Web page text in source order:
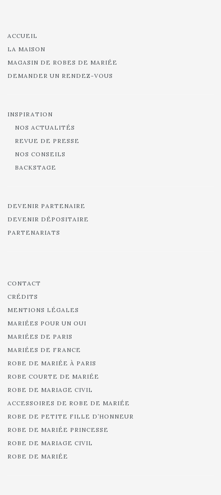
ACCUEIL
LA MAISON
MAGASIN DE ROBES DE MARIÉE
DEMANDER UN RENDEZ-VOUS
INSPIRATION
NOS ACTUALITÉS
REVUE DE PRESSE
NOS CONSEILS
BACKSTAGE
DEVENIR PARTENAIRE
DEVENIR DÉPOSITAIRE
PARTENARIATS
CONTACT
CRÉDITS
MENTIONS LÉGALES
MARIÉES POUR UN OUI
MARIÉES DE PARIS
MARIÉES DE FRANCE
ROBE DE MARIÉE À PARIS
ROBE COURTE DE MARIÉE
ROBE DE MARIAGE CIVIL
ACCESSOIRES DE ROBE DE MARIÉE
ROBE DE PETITE FILLE D’HONNEUR
ROBE DE MARIÉE PRINCESSE
ROBE DE MARIAGE CIVIL
ROBE DE MARIÉE